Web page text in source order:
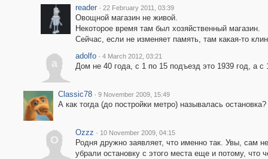
reader · 22 February 2011, 03:39
Овощной магазин не живой.
Некоторое время там был хозяйственный магазин.
Сейчас, если не изменяет память, там какая-то
a
adolfo · 4 March 2012, 03:21
Дом не 40 года, с 1 по 15 подъезд это 1939 год, а с
Classic78 · 9 November 2009, 15:49
А как тогда (до постройки метро) называлась
O
Ozzz · 10 November 2009, 04:15
Родня дружно заявляет, что именно так. Увы, сам
убрали остановку с этого места еще и потому, что